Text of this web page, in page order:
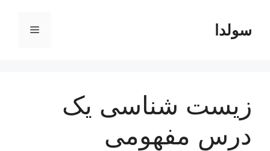
محتواسولدا فهرست
زیست شناسی یک
درس مفهومی